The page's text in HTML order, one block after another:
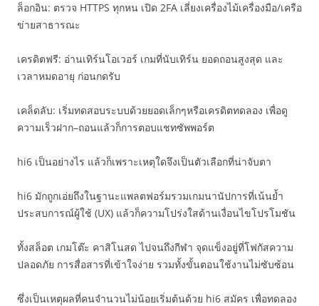
ล็อกอิน: ตรวจ HTTPS ทุกหน เปิด 2FA เลี่ยงเครื่องไม้เครื่องมือ/เครือ
ข่ายสาธารณะ
เครดิตฟรี: อ่านเทิร์นโอเวอร์ เกมที่นับเทิร์น ยอดถอนสูงสุด และ
เวลาหมดอายุ ก่อนกดรับ
เคล็ดลับ: เริ่มทดสอบระบบด้วยยอดเล็กๆหรือเครดิตทดลอง เพื่อดู
ความเร็วฝาก–ถอนแล้วก็การตอบแชทซัพพอร์ต
hi6 เป็นอย่างไร แล้วก็เพราะเหตุใดจึงเป็นตัวเลือกที่น่าจับตา
hi6 มักถูกเอ่ยถึงในฐานะแพลตฟอร์มรวมเกมนานัปการที่เน้นย้ำ
ประสบการณ์ผู้ใช้ (UX) แล้วก็ความโปร่งใสด้านเงื่อนไขโปรโมชัน
ทั้งสล็อต เกมโต๊ะ คาสิโนสด ไปจนถึงกีฬา จุดแข็งอยู่ที่โฟกัสความ
ปลอดภัย การสื่อสารที่เข้าใจง่าย รวมทั้งขั้นตอนใช้งานไม่ซับซ้อน
ซึ่งเป็นเหตุผลที่คนจำนวนไม่น้อยเริ่มต้นด้วย hi6 สมัคร เพื่อทดลอง